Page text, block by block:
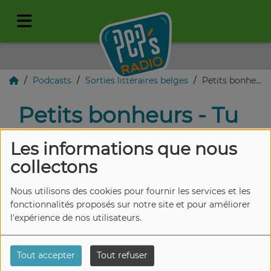
Les informations que nous
collectons
Nous utilisons des cookies pour fournir les services et les
fonctionnalités proposés sur notre site et pour améliorer
l'expérience de nos utilisateurs.
Tout accepter Tout refuser
Podcasts Sorties littéraires belges Petits bonheurs - Tu te souviendras de ce que tu lui as dit
Petits bonheurs - Tu
te souviendras de ce
que tu lui as dit